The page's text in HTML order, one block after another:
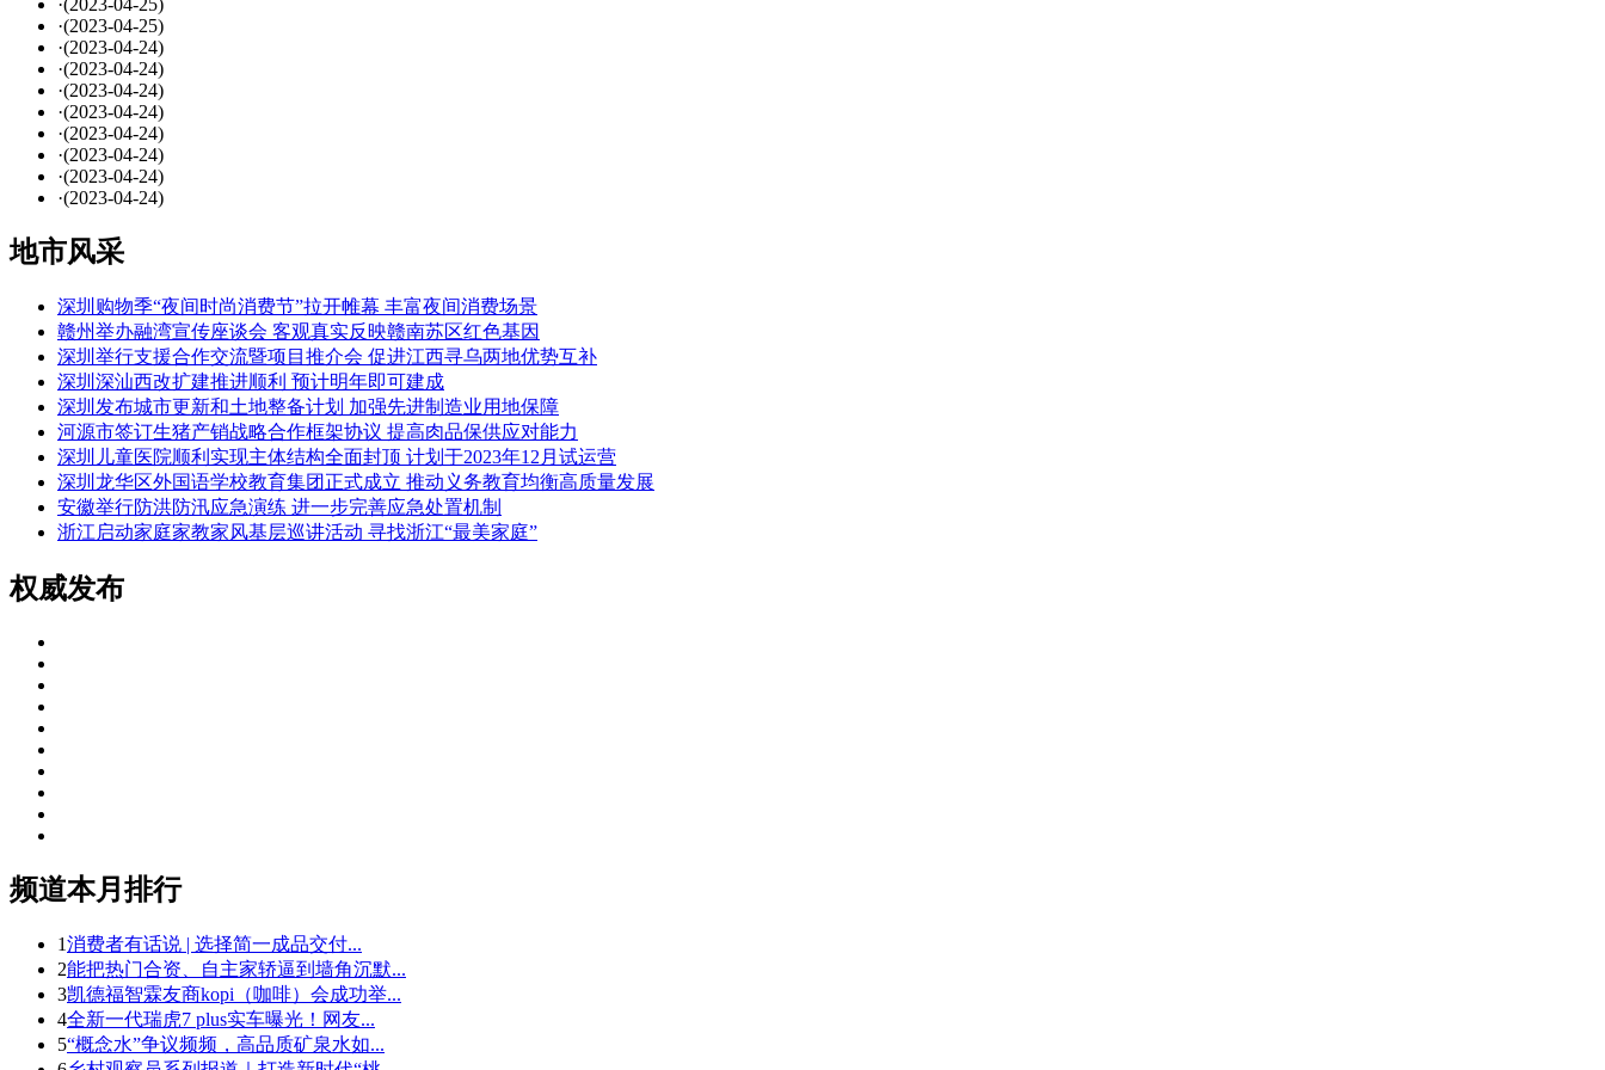
·(2023-04-25)
·(2023-04-25)
·(2023-04-24)
·(2023-04-24)
·(2023-04-24)
·(2023-04-24)
·(2023-04-24)
·(2023-04-24)
·(2023-04-24)
·(2023-04-24)
地市风采
深圳购物季“夜间时尚消费节”拉开帷幕 丰富夜间消费场景
赣州举办融湾宣传座谈会 客观真实反映赣南苏区红色基因
深圳举行支援合作交流暨项目推介会 促进江西寻乌两地优势互补
深圳深汕西改扩建推进顺利 预计明年即可建成
深圳发布城市更新和土地整备计划 加强先进制造业用地保障
河源市签订生猪产销战略合作框架协议 提高肉品保供应对能力
深圳儿童医院顺利实现主体结构全面封顶 计划于2023年12月试运营
深圳龙华区外国语学校教育集团正式成立 推动义务教育均衡高质量发展
安徽举行防洪防汛应急演练 进一步完善应急处置机制
浙江启动家庭家教家风基层巡讲活动 寻找浙江“最美家庭”
权威发布
频道本月排行
1消费者有话说 | 选择简一成品交付...
2能把热门合资、自主家轿逼到墙角沉默...
3凯德福智霖友商kopi（咖啡）会成功举...
4全新一代瑞虎7 plus实车曝光！网友...
5“概念水”争议频频，高品质矿泉水如...